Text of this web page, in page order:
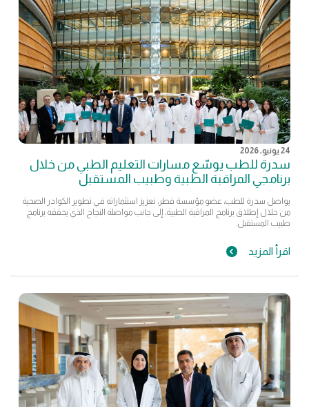
24 يونيو, 2026
سدرة للطب يوسّع مسارات التعليم الطبي من خلال
برنامجي المراقبة الطبية وطبيب المستقبل
يواصل سدرة للطب، عضو مؤسسة قطر، تعزيز استثماراته في تطوير الكوادر الصحية
من خلال إطلاق برنامج المراقبة الطبية، إلى جانب مواصلة النجاح الذي يحققه برنامج
طبيب المستقبل.
اقرأ المزيد